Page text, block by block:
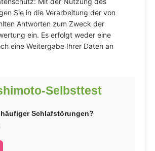
Sie in die Verarbeitung der von
Antworten zum Zweck der
ein. Es erfolgt weder eine
eine Weitergabe Ihrer Daten an
Selbsttest
häufiger Schlafstörungen?